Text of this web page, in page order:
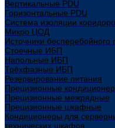
Вертикальные PDU
Горизонтальные PDU
Система изоляции
Микро ЦОД
Источники бесперебойного
Стоечные ИБП
Напольные ИБП
Трёхфазные ИБП
Резервирование питания
Прецизионные
Прецизионные межрядные
Прецизионные шкафные
Кондиционеры для
технических шкафов